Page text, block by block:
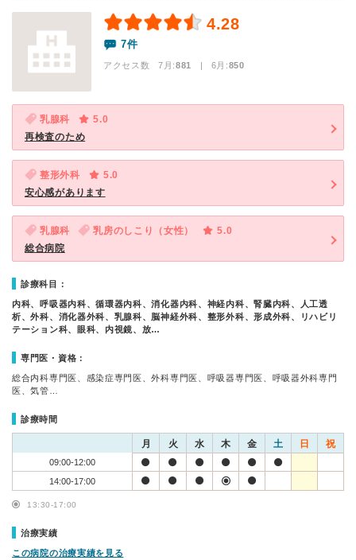
4.28
7件
アクセス数 7月:881 | 6月:850
乳腺科
5.0
再検査のため
整形外科
5.0
安心感があります
乳腺科 乳房のしこり（女性）
5.0
総合病院
診療科目：
内科、呼吸器内科、循環器内科、消化器内科、神経内科、腎臓内科、人工透
析、外科、消化器外科、乳腺科、脳神経外科、整形外科、形成外科、リハビリ
テーション科、眼科、内視鏡、放…
専門医・資格：
総合内科専門医、感染症専門医、外科専門医、呼吸器専門医、呼吸器外科専門
医、気管…
診療時間
月 火 水 木 金 土 日 祝
09:00-12:00
14:00-17:00
13:30-17:00
治療実績
この病院の治療実績を見る